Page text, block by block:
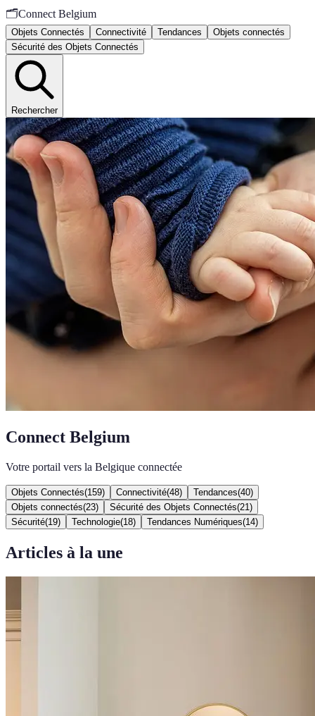
🗂️Connect Belgium
Objets Connectés Connectivité Tendances
Objets connectés
Sécurité des Objets Connectés
Rechercher
Connect Belgium
Votre portail vers la Belgique connectée
Objets Connectés(159) Connectivité(48) Tendances(40)
Objets connectés(23) Sécurité des Objets Connectés(21 )
Sécurité(19) Technologie(18) Tendances Numériques(14)
Articles à la une